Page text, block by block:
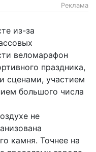
Реклама
из-за
веломарафон
праздника,
сценами, участием
большого числа
не
камня. Точнее на